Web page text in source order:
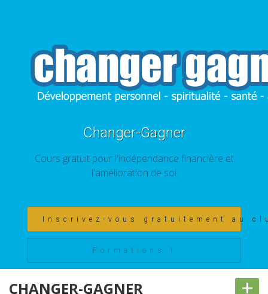
Changer-Gagner
Cours gratuit pour l'indépendance financière et
l'amélioration de soi
Inscrivez-vous gratuitement au
Formations !
CHANGER-GAGNER +